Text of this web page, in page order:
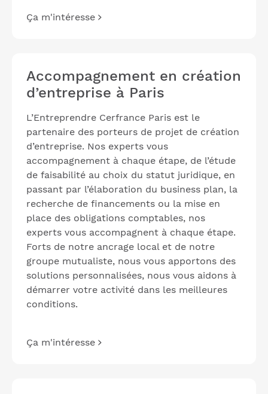
Ça m'intéresse
Accompagnement en création
d’entreprise à Paris
L’Entreprendre Cerfrance Paris est le
partenaire des porteurs de projet de création
d’entreprise. Nos experts vous
accompagnement à chaque étape, de l’étude
de faisabilité au choix du statut juridique, en
passant par l’élaboration du business plan, la
recherche de financements ou la mise en
place des obligations comptables, nos
experts vous accompagnent à chaque étape.
Forts de notre ancrage local et de notre
groupe mutualiste, nous vous apportons des
solutions personnalisées, nous vous aidons à
démarrer votre activité dans les meilleures
conditions.
Ça m'intéresse